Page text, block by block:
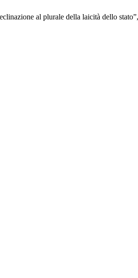
al plurale della laicità dello